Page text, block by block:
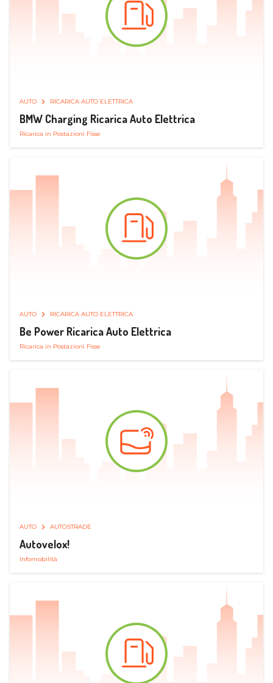
AUTO RICARICA AUTO ELETTRICA
BMW Charging Ricarica Auto Elettrica
Ricarica in Postazioni Fisse
AUTO RICARICA AUTO ELETTRICA
Be Power Ricarica Auto Elettrica
Ricarica in Postazioni Fisse
AUTO AUTOSTRADE
Autovelox!
Infomobilità